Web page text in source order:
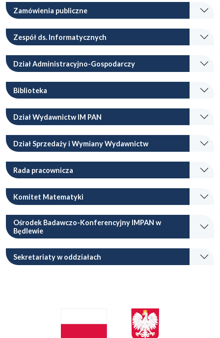
Zamówienia publiczne
Zespół ds. Informatycznych
Dział Administracyjno-Gospodarczy
Biblioteka
Dział Wydawnictw IM PAN
Dział Sprzedaży i Wymiany Wydawnictw
Rada pracownicza
Komitet Matematyki
Ośrodek Badawczo-Konferencyjny IMPAN w
Będlewie
Sekretariaty w oddziałach